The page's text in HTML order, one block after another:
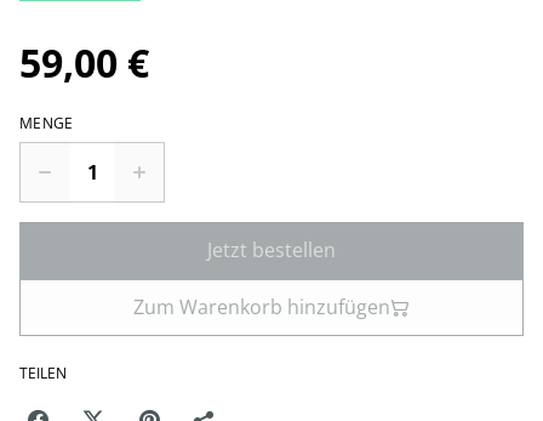
59,00 €
MENGE
Jetzt bestellen
Zum Warenkorb hinzufügen
TEILEN